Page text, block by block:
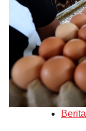
Berita